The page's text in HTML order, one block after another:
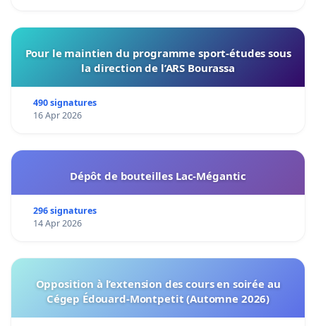
Pour le maintien du programme sport-études sous
la direction de l’ARS Bourassa
490 signatures
16 Apr 2026
Dépôt de bouteilles Lac-Mégantic
296 signatures
14 Apr 2026
Opposition à l’extension des cours en soirée au
Cégep Édouard-Montpetit (Automne 2026)